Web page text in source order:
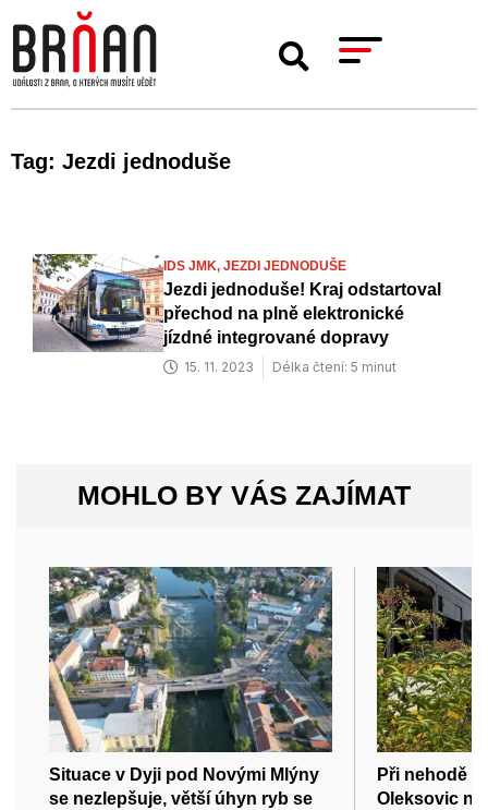
Tag: Jezdi jednoduše
IDS JMK, JEZDI JEDNODUŠE
Jezdi jednoduše! Kraj odstartoval
přechod na plně elektronické
jízdné integrované dopravy
15. 11. 2023 Délka čtení: 5 minut
MOHLO BY VÁS ZAJÍMAT
Situace v Dyji pod Novými Mlýny
se nezlepšuje, větší úhyn ryb se
Při nehodě
Oleksovic